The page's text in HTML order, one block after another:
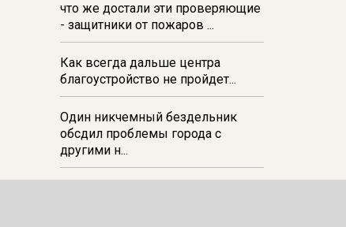
что же достали эти проверяющие
- защитники от пожаров ...
Как всегда дальше центра
благоустройство не пройдет...
Один никчемный бездельник
обсдил проблемы города с
другими н...